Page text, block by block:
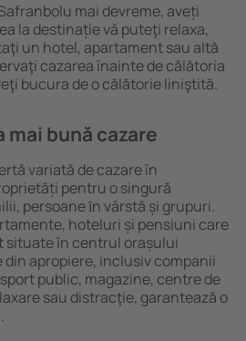
mai devreme, aveți
la destinație vă puteţi relaxa,
un hotel, apartament sau altă
cazarea înainte de călătoria
bucura de o călătorie liniştită.
mai bună cazare
variată de cazare în
pentru o singură
persoane ȋn vârstă și grupuri.
hoteluri și pensiuni care
situate în centrul orașului
apropiere, inclusiv companii
public, magazine, centre de
sau distracţie, garantează o